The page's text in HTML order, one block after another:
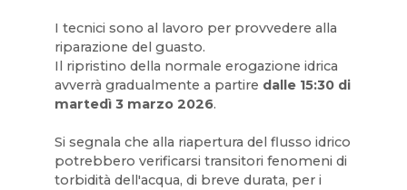
I tecnici sono al lavoro per provvedere alla
riparazione del guasto.
Il ripristino della normale erogazione idrica
avverrà gradualmente a partire dalle 15:30 di
martedì 3 marzo 2026.
Si segnala che alla riapertura del flusso idrico
potrebbero verificarsi transitori fenomeni di
torbidità dell'acqua, di breve durata, per i